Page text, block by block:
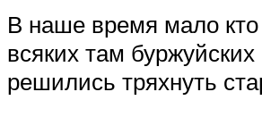
В наше время мало
всяких там
решились тряхнуть